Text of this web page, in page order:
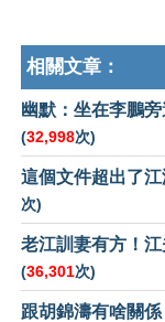
相關文章：
幽默：坐在李鵬
(32,998次)
這個文件超出了
次)
老江訓妻有方！
(36,301次)
跟胡錦濤有啥關